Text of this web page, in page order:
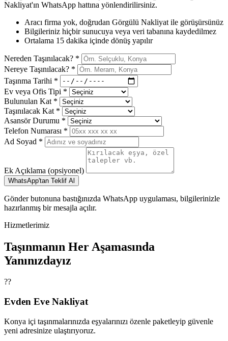
Nakliyat'ın WhatsApp hattına yönlendirilirsiniz.
Aracı firma yok, doğrudan Görgülü Nakliyat ile görüşürsünüz
Bilgileriniz hiçbir sunucuya veya veri tabanına kaydedilmez
Ortalama 15 dakika içinde dönüş yapılır
Nereden Taşınılacak? *
Nereye Taşınılacak? *
Taşınma Tarihi *
Ev veya Ofis Tipi *
Bulunulan Kat *
Taşınılacak Kat *
Asansör Durumu *
Telefon Numarası *
Ad Soyad *
Ek Açıklama (opsiyonel)
WhatsApp'tan Teklif Al
Gönder butonuna bastığınızda WhatsApp uygulaması, bilgilerinizle
hazırlanmış bir mesajla açılır.
Hizmetlerimiz
Taşınmanın Her Aşamasında
Yanınızdayız
??
Evden Eve Nakliyat
Konya içi taşınmalarınızda eşyalarınızı özenle paketleyip güvenle
yeni adresinize ulaştırıyoruz.